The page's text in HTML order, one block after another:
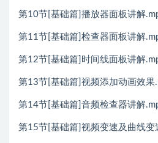
第10节[基础篇]播放器面板讲解
第11节[基础篇]检查器面板讲解
第12节[基础篇]时间线面板讲解
第13节[基础篇]视频添加动画效果
第14节[基础篇]音频检查器讲解
第15节[基础篇]视频变速及曲线变